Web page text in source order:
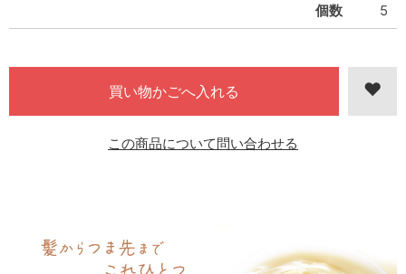
個数
5
この商品について問い合わせる